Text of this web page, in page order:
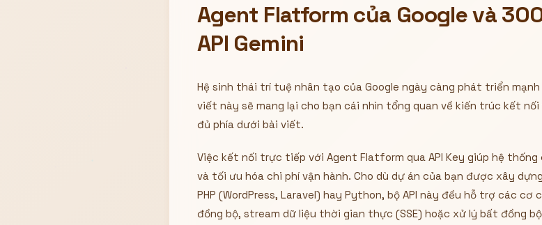
Nhắn Zalo
Hiển thị
Agent Flatform của Google và
API Gemini
Hệ sinh thái trí tuệ nhân tạo của Google ngày càng phát triển
viết này sẽ mang lại cho bạn cái nhìn tổng quan về kiến trúc kết
đủ phía dưới bài viết.
Việc kết nối trực tiếp với Agent Flatform qua API Key giúp hệ
và tối ưu hóa chi phí vận hành. Cho dù dự án của bạn được xây
PHP (WordPress, Laravel) hay Python, bộ API này đều hỗ trợ các
đồng bộ, stream dữ liệu thời gian thực (SSE) hoặc xử lý bất đồng bộ